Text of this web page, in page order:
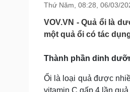
Pháp luật
Vụ án
Tư vấn luật
Thứ Năm, 08:28, 06/03/
VOV.VN - Quả ổi là
một quả ổi có tác
Thành phần dinh
Ổi là loại quả được
vitamin C gấp 4 lần quả